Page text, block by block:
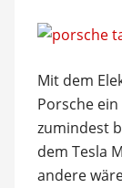
Mit dem
Porsche
zumindest
dem Tesla
andere